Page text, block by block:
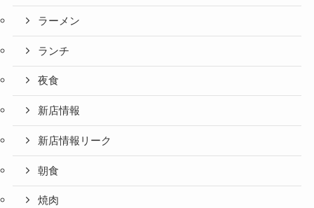
ラーメン
ランチ
夜食
新店情報
新店情報リーク
朝食
焼肉